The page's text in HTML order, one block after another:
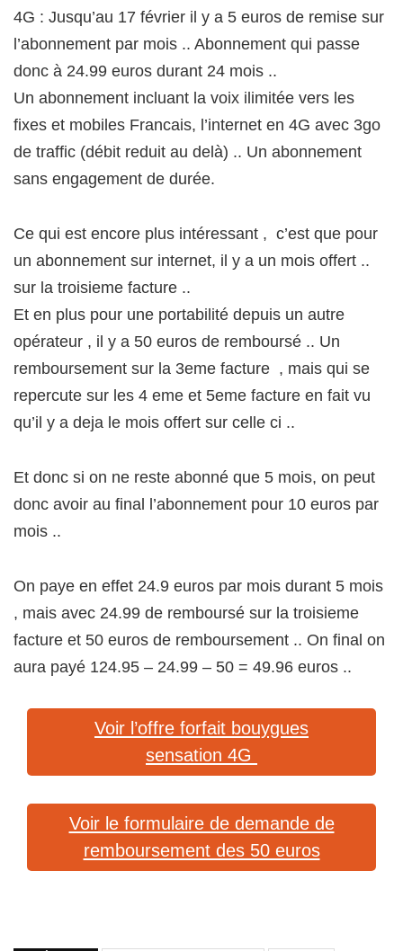
4G : Jusqu’au 17 février il y a 5 euros de remise sur
l’abonnement par mois .. Abonnement qui passe
donc à 24.99 euros durant 24 mois ..
Un abonnement incluant la voix ilimitée vers les
fixes et mobiles Francais, l’internet en 4G avec 3go
de traffic (débit reduit au delà) .. Un abonnement
sans engagement de durée.
Ce qui est encore plus intéressant , c’est que pour
un abonnement sur internet, il y a un mois offert ..
sur la troisieme facture ..
Et en plus pour une portabilité depuis un autre
opérateur , il y a 50 euros de remboursé .. Un
remboursement sur la 3eme facture , mais qui se
repercute sur les 4 eme et 5eme facture en fait vu
qu’il y a deja le mois offert sur celle ci ..
Et donc si on ne reste abonné que 5 mois, on peut
donc avoir au final l’abonnement pour 10 euros par
mois ..
On paye en effet 24.9 euros par mois durant 5 mois
, mais avec 24.99 de remboursé sur la troisieme
facture et 50 euros de remboursement .. On final on
aura payé 124.95 – 24.99 – 50 = 49.96 euros ..
Voir l’offre forfait bouygues
sensation 4G
Voir le formulaire de demande de
remboursement des 50 euros